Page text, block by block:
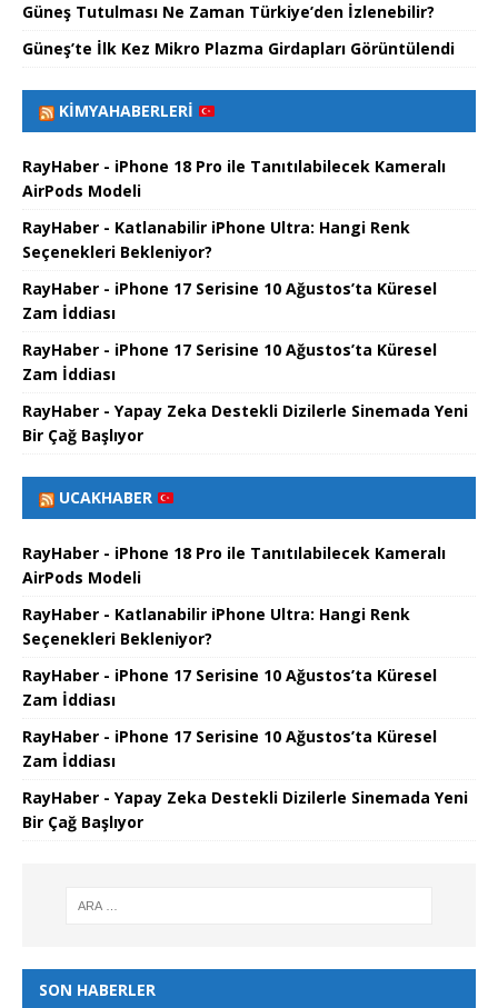
Güneş Tutulması Ne Zaman Türkiye’den İzlenebilir?
Güneş’te İlk Kez Mikro Plazma Girdapları Görüntülendi
KIMYAHABERLERI
RayHaber - iPhone 18 Pro ile Tanıtılabilecek Kameralı
AirPods Modeli
RayHaber - Katlanabilir iPhone Ultra: Hangi Renk
Seçenekleri Bekleniyor?
RayHaber - iPhone 17 Serisine 10 Ağustos’ta Küresel
Zam İddiası
RayHaber - iPhone 17 Serisine 10 Ağustos’ta Küresel
Zam İddiası
RayHaber - Yapay Zeka Destekli Dizilerle Sinemada Yeni
Bir Çağ Başlıyor
UCAKHABER
RayHaber - iPhone 18 Pro ile Tanıtılabilecek Kameralı
AirPods Modeli
RayHaber - Katlanabilir iPhone Ultra: Hangi Renk
Seçenekleri Bekleniyor?
RayHaber - iPhone 17 Serisine 10 Ağustos’ta Küresel
Zam İddiası
RayHaber - iPhone 17 Serisine 10 Ağustos’ta Küresel
Zam İddiası
RayHaber - Yapay Zeka Destekli Dizilerle Sinemada Yeni
Bir Çağ Başlıyor
SON HABERLER